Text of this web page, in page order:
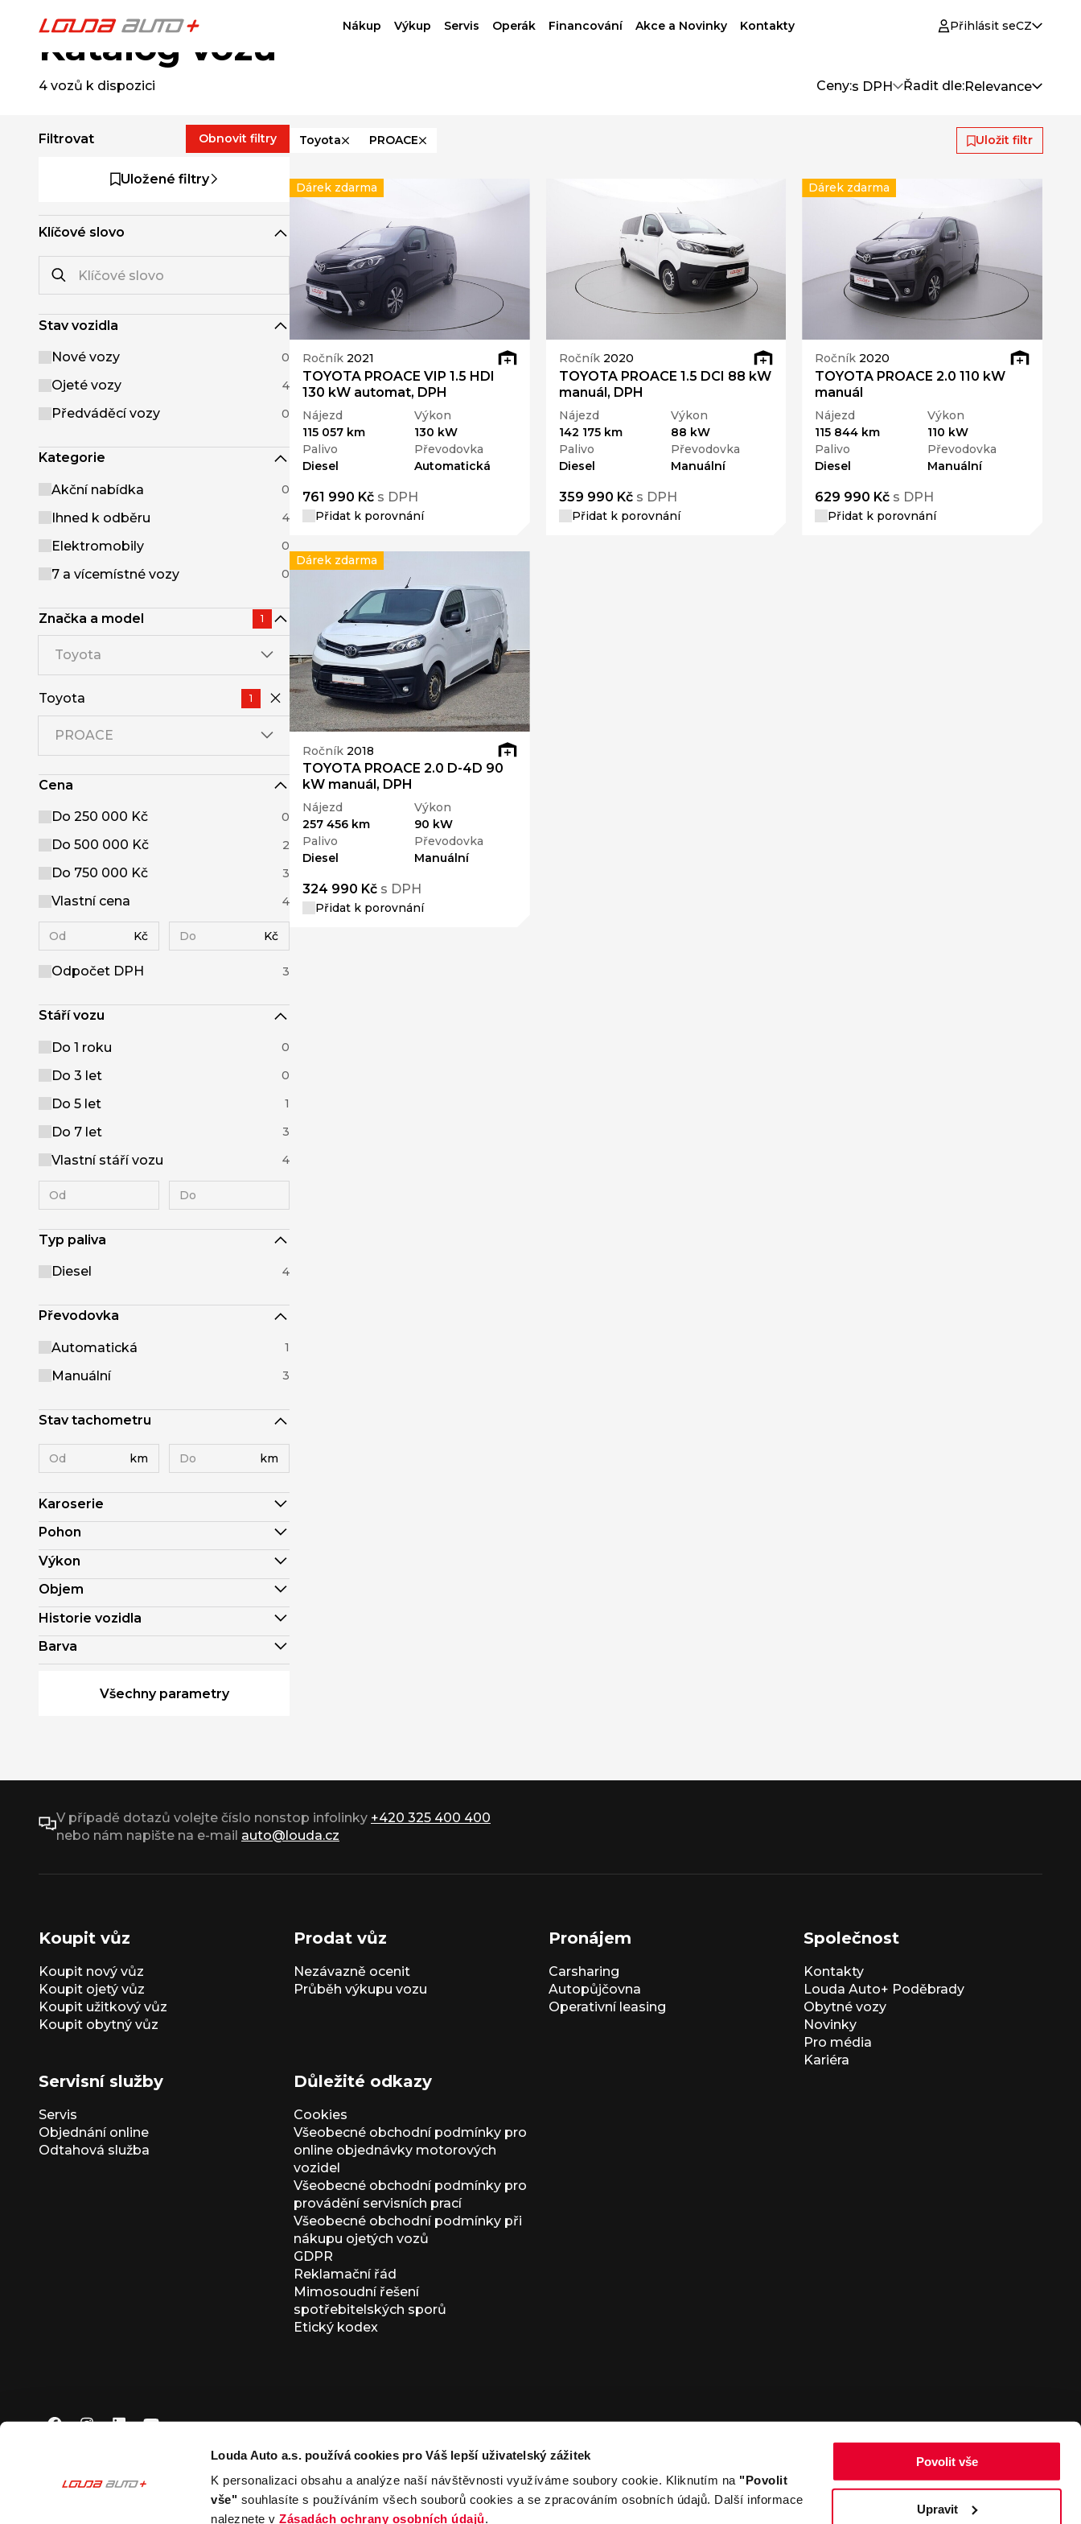
Louda Auto a.s. používá cookies pro Váš lepší uživatelský zážitek
K personalizaci obsahu a analýze naší návštěvnosti využíváme soubory cookie. Kliknutím na "Povolit
vše" souhlasíte s používáním všech souborů cookies a se zpracováním osobních údajů. Další informace
naleznete vZásadách ochrany osobních údajů.
Povolit vše
Upravit
Nákup Výkup Servis Operák Financování Akce a Novinky Kontakty Přihlásit seCZ
Katalog vozů
4 vozů k dispozici Ceny:s DPH Řadit dle:Relevance
Filtrovat Obnovit filtry
Uložené filtry
Klíčové slovo
Stav vozidla
Nové vozy 0
Ojeté vozy 4
Předváděcí vozy 0
Kategorie
Akční nabídka 0
Ihned k odběru 4
Elektromobily 0
7 a vícemístné vozy 0
Značka a model 1
Toyota
Toyota 1
PROACE
Cena
Do 250 000 Kč 0
Do 500 000 Kč 2
Do 750 000 Kč 3
Vlastní cena 4
Kč Kč
Odpočet DPH 3
Stáří vozu
Do 1 roku 0
Do 3 let 0
Do 5 let 1
Do 7 let 3
Vlastní stáří vozu 4
Typ paliva
Diesel 4
Převodovka
Automatická 1
Manuální 3
Stav tachometru
km km
Karoserie
Pohon
Výkon
Objem
Historie vozidla
Barva
Všechny parametry
Toyota PROACE Uložit filtr
Ročník 2021
TOYOTA PROACE VIP 1.5 HDI
130 kW automat, DPH
Nájezd
115 057 km
Výkon
130 kW
Palivo
Diesel
Převodovka
Automatická
761 990 Kč s DPH
Přidat k porovnání
Dárek zdarma
Ročník 2020
TOYOTA PROACE 1.5 DCI 88 kW
manuál, DPH
Nájezd
142 175 km
Výkon
88 kW
Palivo
Diesel
Převodovka
Manuální
359 990 Kčs DPH
Přidat k porovnání
Ročník 2020
TOYOTA PROACE 2.0 110 kW
manuál
Nájezd
115 844 km
Výkon
110 kW
Palivo
Diesel
Převodovka
Manuální
629 990 Kč s DPH
Přidat k porovnání
Dárek zdarma
Ročník 2018
TOYOTA PROACE 2.0 D-4D 90
kW manuál, DPH
Nájezd
257 456 km
Výkon
90 kW
Palivo
Diesel
Převodovka
Manuální
324 990 Kč s DPH
Přidat k porovnání
Dárek zdarma
V případě dotazů volejte číslo nonstop infolinky +420 325 400 400
nebo nám napište na e-mail auto@louda.cz
Koupit vůz
Koupit nový vůz
Koupit ojetý vůz
Koupit užitkový vůz
Koupit obytný vůz
Prodat vůz
Nezávazně ocenit
Průběh výkupu vozu
Pronájem
Carsharing
Autopůjčovna
Operativní leasing
Společnost
Kontakty
Louda Auto+ Poděbrady
Obytné vozy
Novinky
Pro média
Kariéra
Servisní služby
Servis
Objednání online
Odtahová služba
Důležité odkazy
Cookies
Všeobecné obchodní podmínky pro
online objednávky motorových
vozidel
Všeobecné obchodní podmínky pro
provádění servisních prací
Všeobecné obchodní podmínky při
nákupu ojetých vozů
GDPR
Reklamační řád
Mimosoudní řešení
spotřebitelských sporů
Etický kodex
© 2026 Louda Auto a.s. Všechna práva vyhrazena
Zpět nahoru
This site is protected by reCAPTCHA and the Google
Privacy Policy and Terms of Service